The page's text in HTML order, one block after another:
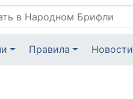
Правила Новости